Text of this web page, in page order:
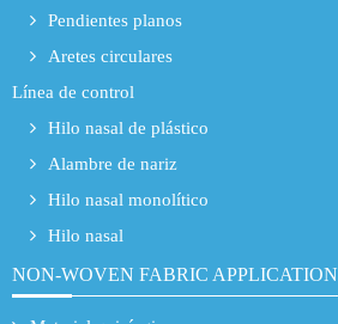
Pendientes planos
Aretes circulares
Línea de control
Hilo nasal de plástico
Alambre de nariz
Hilo nasal monolítico
Hilo nasal
NON-WOVEN FABRIC APPLICATION